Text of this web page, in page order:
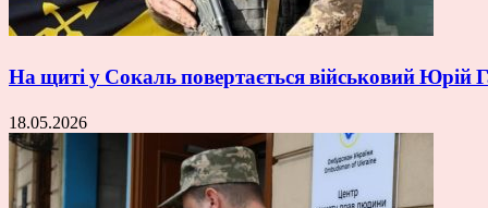
На щиті у Сокаль повертається військовий Юрій
18.05.2026